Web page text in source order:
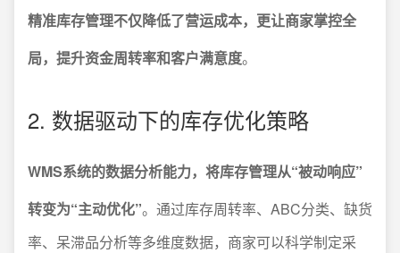
精准库存管理不仅降低了营运成本，更让商家掌控全
局，提升资金周转率和客户满意度。
2. 数据驱动下的库存优化策略
WMS系统的数据分析能力，将库存管理从“被动响应”
转变为“主动优化”。通过库存周转率、ABC分类、缺货
率、呆滞品分析等多维度数据，商家可以科学制定采